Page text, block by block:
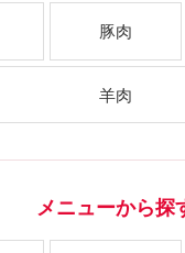
豚肉
羊肉
メニューから探